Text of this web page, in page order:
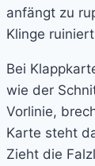
anfängt zu
Klinge
Bei
wie der
Vorlinie,
Karte steht
Zieht die